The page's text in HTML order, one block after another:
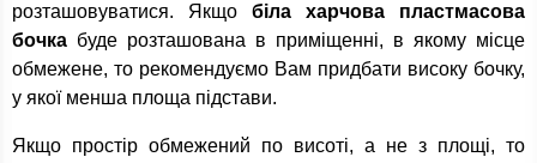
розташовуватися. Якщо біла харчова пластмасова
бочка буде розташована в приміщенні, в якому місце
обмежене, то рекомендуємо Вам придбати високу бочку,
у якої менша площа підстави.
Якщо простір обмежений по висоті, а не з площі, то